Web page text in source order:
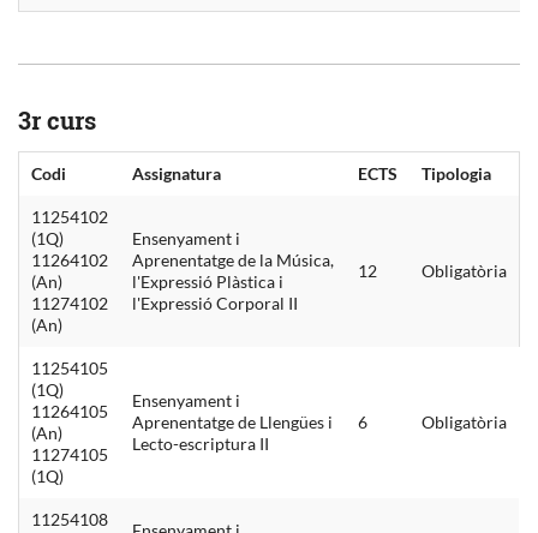
3r curs
Codi Assignatura ECTS Tipologia
11254102
(1Q)
11264102
(An)
11274102
(An)
Ensenyament i
Aprenentatge de la Música,
l'Expressió Plàstica i
l'Expressió Corporal II
12 Obligatòria
11254105
(1Q)
11264105
(An)
11274105
(1Q)
Ensenyament i
Aprenentatge de Llengües i
Lecto-escriptura II
6 Obligatòria
11254108